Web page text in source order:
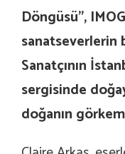
Döngüsü”,
sanatseverlerin
Sanatçının
sergisinde
doğanın